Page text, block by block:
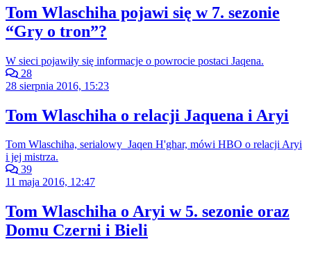
Tom Wlaschiha pojawi się w 7. sezonie
“Gry o tron”?
W sieci pojawiły się informacje o powrocie postaci Jaqena.
28
28 sierpnia 2016, 15:23
Tom Wlaschiha o relacji Jaquena i Aryi
Tom Wlaschiha, serialowy Jaqen H'ghar, mówi HBO o relacji Aryi
i jej mistrza.
39
11 maja 2016, 12:47
Tom Wlaschiha o Aryi w 5. sezonie oraz
Domu Czerni i Bieli